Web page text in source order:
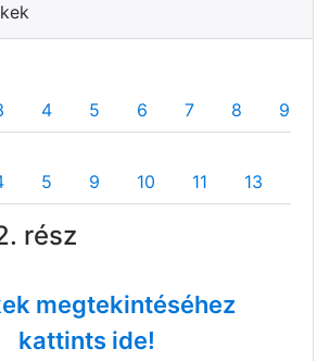
4 5 6 7 8 9
5 9 10 11 13
rész
megtekintéséhez
kattints ide!